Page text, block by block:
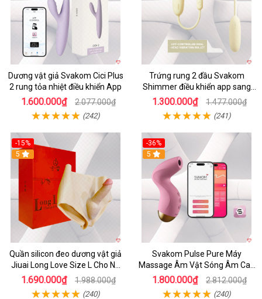
Dương vật giả Svakom Cici Plus
2 rung tỏa nhiệt điều khiển App
1.600.000₫ 2.077.000₫
(242)
Trứng rung 2 đầu Svakom
Shimmer điều khiển app sang
trọng chất lượng
1.300.000₫ 1.477.000₫
(241)
-15%
5
Quần silicon đeo dương vật giả
Jiuai Long Love Size L Cho Nữ
Đồng Tính
1.690.000₫ 1.988.000₫
(240)
-36%
5
Svakom Pulse Pure Máy
Massage Âm Vật Sóng Âm Cao
Cấp Điều Khiển App Đỉnh
1.800.000₫ 2.812.000₫
(240)